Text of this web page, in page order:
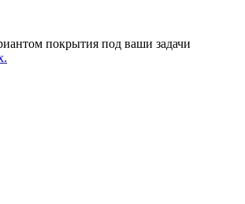
покрытия под ваши задачи